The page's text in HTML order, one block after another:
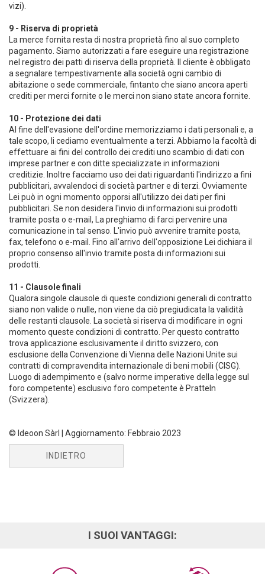
vizi).
9 - Riserva di proprietà
La merce fornita resta di nostra proprietà fino al suo completo
pagamento. Siamo autorizzati a fare eseguire una registrazione
nel registro dei patti di riserva della proprietà. Il cliente è obbligato
a segnalare tempestivamente alla società ogni cambio di
abitazione o sede commerciale, fintanto che siano ancora aperti
crediti per merci fornite o le merci non siano state ancora fornite.
10 - Protezione dei dati
Al fine dell'evasione dell'ordine memorizziamo i dati personali e, a
tale scopo, li cediamo eventualmente a terzi. Abbiamo la facoltà di
effettuare ai fini del controllo dei crediti uno scambio di dati con
imprese partner e con ditte specializzate in informazioni
creditizie. Inoltre facciamo uso dei dati riguardanti l'indirizzo a fini
pubblicitari, avvalendoci di società partner e di terzi. Ovviamente
Lei può in ogni momento opporsi all'utilizzo dei dati per fini
pubblicitari. Se non desidera l'invio di informazioni sui prodotti
tramite posta o e-mail, La preghiamo di farci pervenire una
comunicazione in tal senso. L'invio può avvenire tramite posta,
fax, telefono o e-mail. Fino all'arrivo dell'opposizione Lei dichiara il
proprio consenso all'invio tramite posta di informazioni sui
prodotti.
11 - Clausole finali
Qualora singole clausole di queste condizioni generali di contratto
siano non valide o nulle, non viene da ciò pregiudicata la validità
delle restanti clausole. La società si riserva di modificare in ogni
momento queste condizioni di contratto. Per questo contratto
trova applicazione esclusivamente il diritto svizzero, con
esclusione della Convenzione di Vienna delle Nazioni Unite sui
contratti di compravendita internazionale di beni mobili (CISG).
Luogo di adempimento e (salvo norme imperative della legge sul
foro competente) esclusivo foro competente è Pratteln
(Svizzera).
© Ideoon Sàrl | Aggiornamento: Febbraio 2023
INDIETRO
I SUOI VANTAGGI: